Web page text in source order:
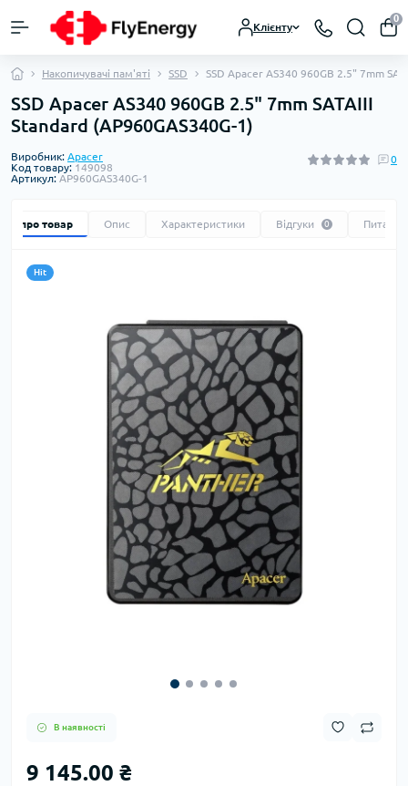
Клієнту
0
Накопичувачі пам'яті SSD SSD Apacer AS340 960GB 2.5" 7mm
SSD Apacer AS340 960GB 2.5" 7mm SATAIII
Standard (AP960GAS340G-1)
Виробник: Apacer
Код товару: 149098
Артикул: AP960GAS340G-1
0
про товар Опис Характеристики Відгуки 0 Питання
Hit
В наявності
9 145.00 ₴